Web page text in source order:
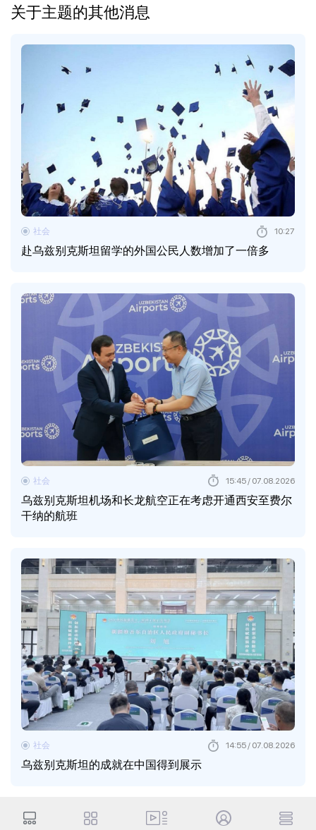
关于主题的其他消息
赴乌兹别克斯坦留学的外国公民人数增加了一倍多
社会 10:27
乌兹别克斯坦机场和长龙航空正在考虑开通西安至费尔
干纳的航班
社会 15:45 / 07.08.2026
乌兹别克斯坦的成就在中国得到展示
社会 14:55 / 07.08.2026